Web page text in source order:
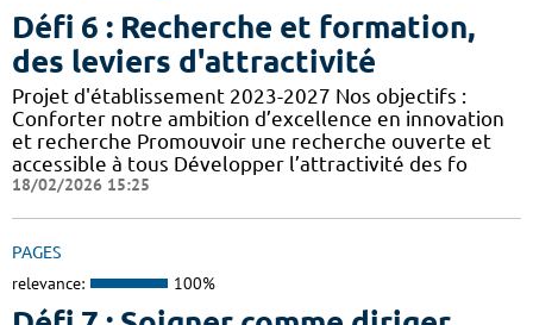
Défi 6 : Recherche et formation,
des leviers d'attractivité
Projet d'établissement 2023-2027 Nos objectifs :
Conforter notre ambition d’excellence en innovation
et recherche Promouvoir une recherche ouverte et
accessible à tous Développer l’attractivité des fo
18/02/2026 15:25
PAGES
relevance: 100%